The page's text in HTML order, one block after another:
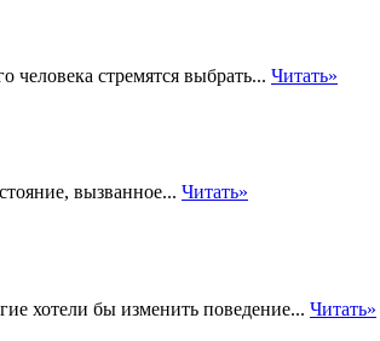
человека стремятся выбрать... Читать»
вызванное... Читать»
хотели бы изменить поведение... Читать»